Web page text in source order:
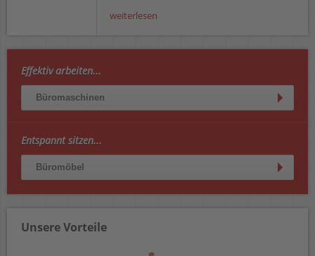
weiterlesen
Effektiv arbeiten...
Büromaschinen
Entspannt sitzen...
Büromöbel
Unsere Vorteile